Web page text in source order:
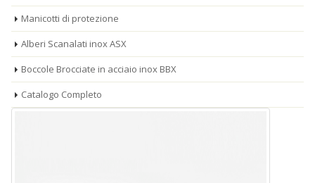
Manicotti di protezione
Alberi Scanalati inox ASX
Boccole Brocciate in acciaio inox BBX
Catalogo Completo